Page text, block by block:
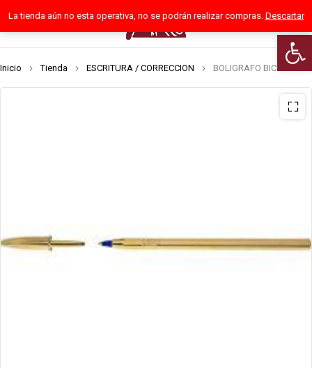
Abrir
La tienda aún no esta operativa, no se podrán realizar compras. Descartar
0
Inicio Tienda ESCRITURA / CORRECCION BOLIGRAFO BIC ORO